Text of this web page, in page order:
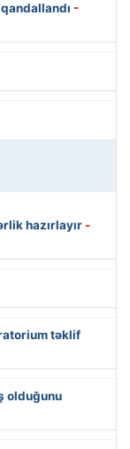
-
hazırlayır -
təklif
olduğunu